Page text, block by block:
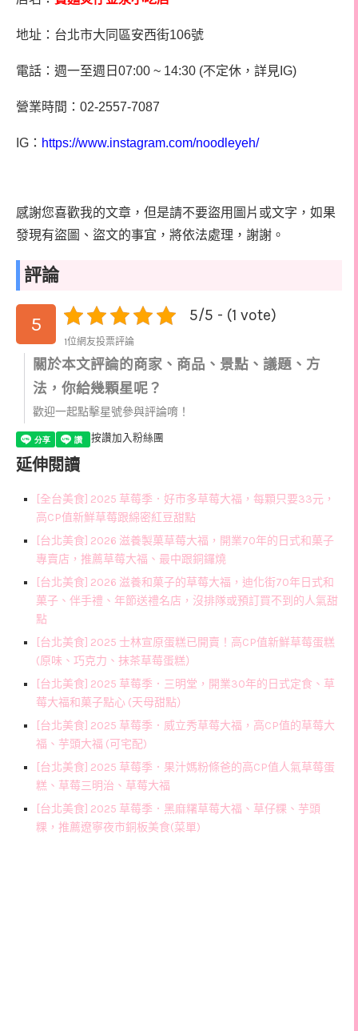
地址：台北市大同區安西街106號
電話：週一至週日07:00 ~ 14:30 (不定休，詳見IG)
營業時間：02-2557-7087
IG： https://www.instagram.com/noodleyeh/
感謝您喜歡我的文章，但是請不要盜用圖片或文字，如果
發現有盜圖、盜文的事宜，將依法處理，謝謝。
評論
5 5/5 - (1 vote)
1位網友投票評論
關於本文評論的商家、商品、景點、議題、方
法，你給幾顆星呢？
歡迎一起點擊星號參與評論唷！
按讚加入粉絲團
延伸閱讀
[全台美食] 2025 草莓季．好市多草莓大福，每顆只要33元，
高CP值新鮮草莓跟綿密紅豆甜點
[台北美食] 2026 滋養製菓草莓大福，開業70年的日式和菓子
專賣店，推薦草莓大福、最中跟銅鑼燒
[台北美食] 2026 滋養和菓子的草莓大福，迪化街70年日式和
菓子、伴手禮、年節送禮名店，沒排隊或預訂買不到的人氣甜
點
[台北美食] 2025 士林宣原蛋糕已開賣！高CP值新鮮草莓蛋糕
(原味、巧克力、抹茶草莓蛋糕）
[台北美食] 2025 草莓季．三明堂，開業30年的日式定食、草
莓大福和菓子點心 (天母甜點）
[台北美食] 2025 草莓季．威立秀草莓大福，高CP值的草莓大
福、芋頭大福 (可宅配)
[台北美食] 2025 草莓季．果汁媽粉條爸的高CP值人氣草莓蛋
糕、草莓三明治、草莓大福
[台北美食] 2025 草莓季．黑麻糬草莓大福、草仔粿、芋頭
粿，推薦遼寧夜市銅板美食(菜單)